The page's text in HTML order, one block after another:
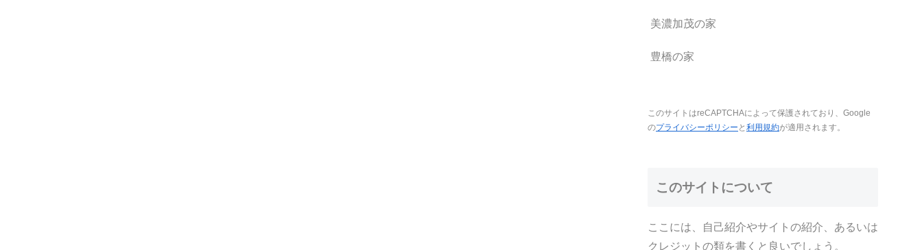
美濃加茂の家
豊橋の家
このサイトはreCAPTCHAによって保護されており、Google
のプライバシーポリシー と 利用規約が適用されます。
このサイトについて
ここには、自己紹介やサイトの紹介、あるいは
クレジットの類を書くと良いでしょう。